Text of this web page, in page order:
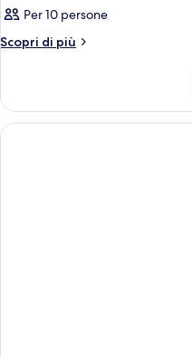
Per 10 persone
Scopri di più
Altri